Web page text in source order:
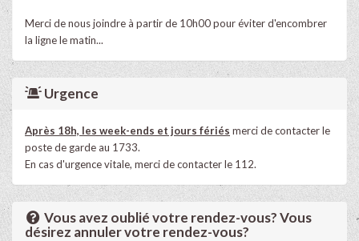
Merci de nous joindre à partir de 10h00 pour éviter d'encombrer
la ligne le matin...
Urgence
Après 18h, les week-ends et jours fériés merci de contacter le
poste de garde au 1733.
En cas d'urgence vitale, merci de contacter le 112.
Vous avez oublié votre rendez-vous? Vous
désirez annuler votre rendez-vous?